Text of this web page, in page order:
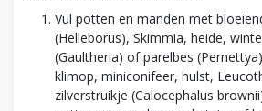
Vul potten en manden met
(Helleborus), Skimmia, heide,
(Gaultheria) of parelbes
klimop, miniconifeer, hulst,
zilverstruikje (Calocephalus